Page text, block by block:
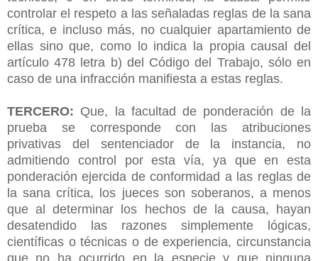
controlar el respeto a las señaladas reglas de la sana
crítica, e incluso más, no cualquier apartamiento de
ellas sino que, como lo indica la propia causal del
artículo 478 letra b) del Código del Trabajo, sólo en
caso de una infracción manifiesta a estas reglas.
TERCERO: Que, la facultad de ponderación de la
prueba se corresponde con las atribuciones
privativas del sentenciador de la instancia, no
admitiendo control por esta vía, ya que en esta
ponderación ejercida de conformidad a las reglas de
la sana crítica, los jueces son soberanos, a menos
que al determinar los hechos de la causa, hayan
desatendido las razones simplemente lógicas,
científicas o técnicas o de experiencia, circunstancia
que no ha ocurrido en la especie y que ninguna